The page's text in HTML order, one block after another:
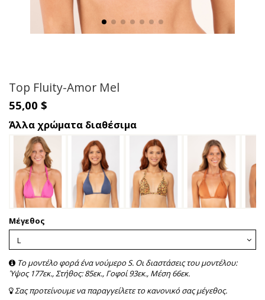
Top Fluity-Amor Mel
55,00 $
Άλλα χρώματα διαθέσιμα
Μέγεθος
Το μοντέλο φορά ένα νούμερο S. Οι διαστάσεις του μοντέλου:
Ύψος 177εκ., Στήθος: 85εκ., Γοφοί 93εκ., Μέση 66εκ.
Σας προτείνουμε να παραγγείλετε το κανονικό σας μέγεθος.